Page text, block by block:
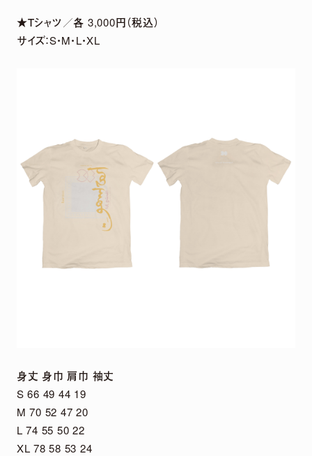
★Ｔシャツ／各 3,000円（税込）
サイズ：S・M・L・XL
身丈 身巾 肩巾 袖丈
S 66 49 44 19
M 70 52 47 20
L 74 55 50 22
XL 78 58 53 24